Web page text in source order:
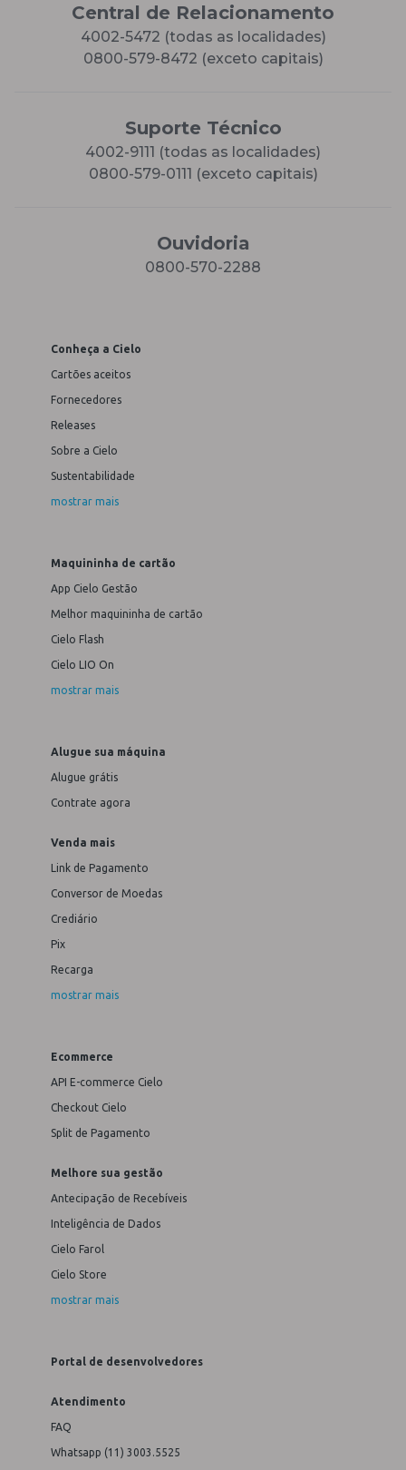
Central de Relacionamento
4002-5472 (todas as localidades)
0800-579-8472 (exceto capitais)
Suporte Técnico
4002-9111 (todas as localidades)
0800-579-0111 (exceto capitais)
Ouvidoria
0800-570-2288
Conheça a Cielo
Cartões aceitos
Fornecedores
Releases
Sobre a Cielo
Sustentabilidade
mostrar mais
Maquininha de cartão
App Cielo Gestão
Melhor maquininha de cartão
Cielo Flash
Cielo LIO On
mostrar mais
Alugue sua máquina
Alugue grátis
Contrate agora
Venda mais
Link de Pagamento
Conversor de Moedas
Crediário
Pix
Recarga
mostrar mais
Ecommerce
API E-commerce Cielo
Checkout Cielo
Split de Pagamento
Melhore sua gestão
Antecipação de Recebíveis
Inteligência de Dados
Cielo Farol
Cielo Store
mostrar mais
Portal de desenvolvedores
Atendimento
FAQ
Whatsapp (11) 3003.5525